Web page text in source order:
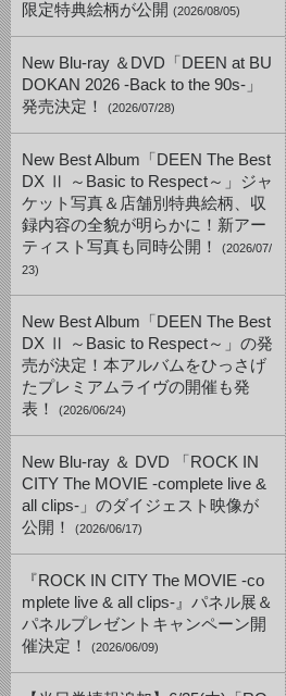
限定特典絵柄が公開 (2026/08/05)
New Blu-ray ＆DVD「DEEN at BU
DOKAN 2026 -Back to the 90s-」
発売決定！
(2026/07/28)
New Best Album「DEEN The Best
DX Ⅱ ～Basic to Respect～」ジャ
ケット写真＆店舗別特典絵柄、収
録内容の全貌が明らかに！新アー
ティスト写真も同時公開！
(2026/07/
23)
New Best Album「DEEN The Best
DX Ⅱ ～Basic to Respect～」の発
売が決定！本アルバムをひっさげ
たプレミアムライヴの開催も発
表！
(2026/06/24)
New Blu-ray ＆ DVD 「ROCK IN
CITY The MOVIE -complete live &
all clips-」のダイジェスト映像が
公開！
(2026/06/17)
『ROCK IN CITY The MOVIE -co
mplete live & all clips-』パネル展＆
パネルプレゼントキャンペーン開
催決定！
(2026/06/09)